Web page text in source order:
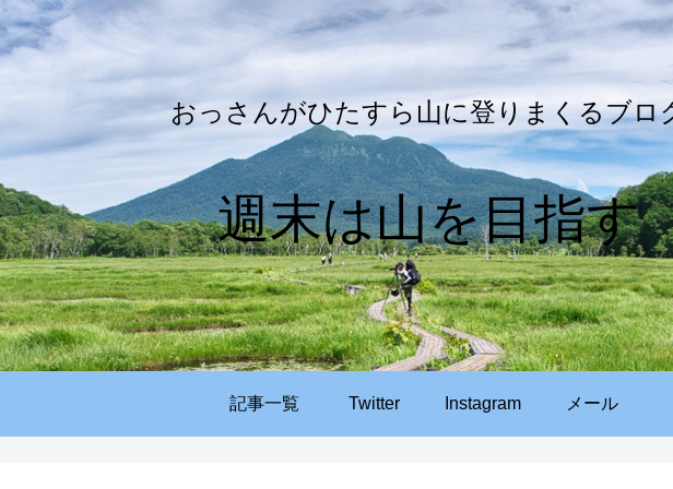
おっさんがひたすら山に登りまくるブロ
週末は山を目指す
記事一覧 Twitter Instagram メール